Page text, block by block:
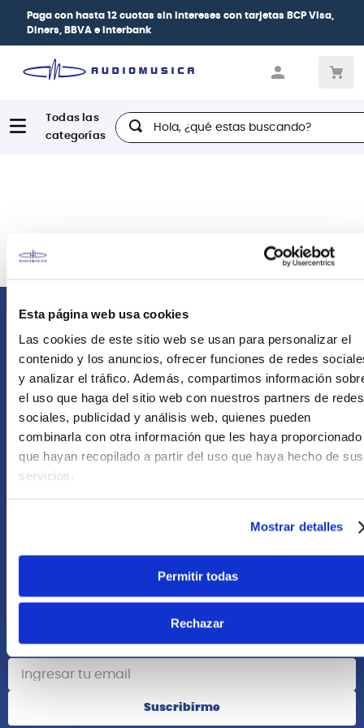
Esta página web usa cookies
Las cookies de este sitio web se usan para personalizar el
contenido y los anuncios, ofrecer funciones de redes
y analizar el tráfico. Además, compartimos información
el uso que haga del sitio web con nuestros partners de redes
sociales, publicidad y análisis web, quienes pueden
combinarla con otra información que les haya proporcionado
que hayan recopilado a partir del uso que haya hecho de sus
servicios.
Mostrar detalles
Permitir todas
Rechazar
Paga con hasta 12 cuotas sin intereses con tarjetas BCP Visa,
Diners, BBVA e Interbank
Hola, ¿qué estas buscando?
Atención Postventa
+51 958418476
+51 977624112
Acerca de Nosotros
Suscribete
Suscribirme